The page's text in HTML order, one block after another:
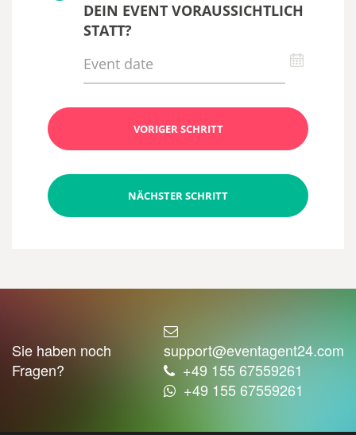
DEIN EVENT VORAUSSICHTLICH
STATT?
VORIGER SCHRITT
NÄCHSTER SCHRITT
Sie haben noch
Fragen?
support@eventagent24.com
+49 155 67559261
+49 155 67559261